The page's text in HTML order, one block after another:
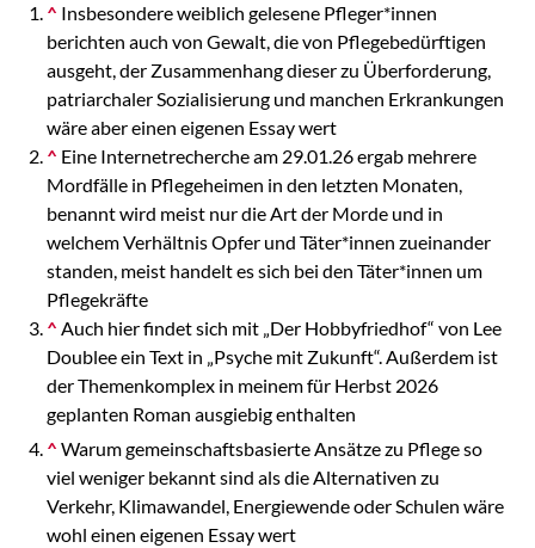
^ Insbesondere weiblich gelesene Pfleger*innen
berichten auch von Gewalt, die von Pflegebedürftigen
ausgeht, der Zusammenhang dieser zu Überforderung,
patriarchaler Sozialisierung und manchen Erkrankungen
wäre aber einen eigenen Essay wert
^ Eine Internetrecherche am 29.01.26 ergab mehrere
Mordfälle in Pflegeheimen in den letzten Monaten,
benannt wird meist nur die Art der Morde und in
welchem Verhältnis Opfer und Täter*innen zueinander
standen, meist handelt es sich bei den Täter*innen um
Pflegekräfte
^ Auch hier findet sich mit „Der Hobbyfriedhof“ von Lee
Doublee ein Text in „Psyche mit Zukunft“. Außerdem ist
der Themenkomplex in meinem für Herbst 2026
geplanten Roman ausgiebig enthalten
^ Warum gemeinschaftsbasierte Ansätze zu Pflege so
viel weniger bekannt sind als die Alternativen zu
Verkehr, Klimawandel, Energiewende oder Schulen wäre
wohl einen eigenen Essay wert